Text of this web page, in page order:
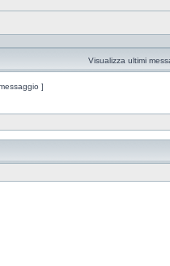
Visualizza ultimi
]